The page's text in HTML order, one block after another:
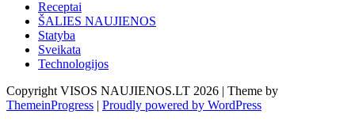
Receptai
ŠALIES NAUJIENOS
Statyba
Sveikata
Technologijos
Copyright VISOS NAUJIENOS.LT 2026 | Theme by
ThemeinProgress | Proudly powered by WordPress